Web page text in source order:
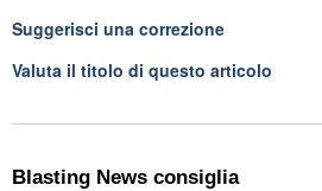
Suggerisci una correzione
Valuta il titolo di questo articolo
Blasting News consiglia